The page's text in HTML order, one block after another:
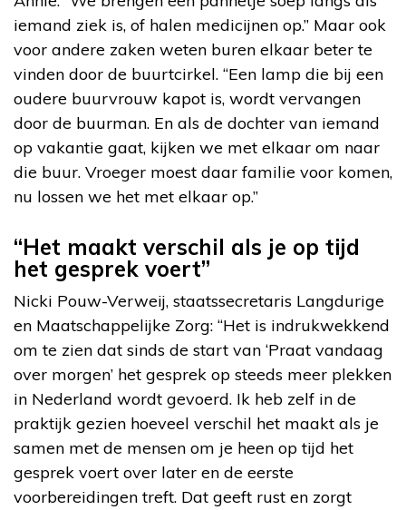
iemand ziek is, of halen medicijnen op.” Maar ook
voor andere zaken weten buren elkaar beter te
vinden door de buurtcirkel. “Een lamp die bij een
oudere buurvrouw kapot is, wordt vervangen
door de buurman. En als de dochter van iemand
op vakantie gaat, kijken we met elkaar om naar
die buur. Vroeger moest daar familie voor komen,
nu lossen we het met elkaar op.”
“Het maakt verschil als je op tijd
het gesprek voert”
Nicki Pouw-Verweij, staatssecretaris Langdurige
en Maatschappelijke Zorg: “Het is indrukwekkend
om te zien dat sinds de start van ‘Praat vandaag
over morgen’ het gesprek op steeds meer plekken
in Nederland wordt gevoerd. Ik heb zelf in de
praktijk gezien hoeveel verschil het maakt als je
samen met de mensen om je heen op tijd het
gesprek voert over later en de eerste
voorbereidingen treft. Dat geeft rust en zorgt